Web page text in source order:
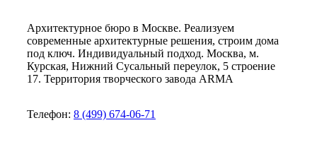
Архитектурное бюро в Москве. Реализуем
современные архитектурные решения, строим дома
под ключ. Индивидуальный подход. Москва, м.
Курская, Нижний Сусальный переулок, 5 строение
17. Территория творческого завода ARMA
Телефон: 8 (499) 674-06-71